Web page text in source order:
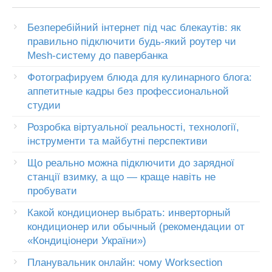
Безперебійний інтернет під час блекаутів: як
правильно підключити будь-який роутер чи
Mesh-систему до павербанка
Фотографируем блюда для кулинарного блога:
аппетитные кадры без профессиональной
студии
Розробка віртуальної реальності, технології,
інструменти та майбутні перспективи
Що реально можна підключити до зарядної
станції взимку, а що — краще навіть не
пробувати
Какой кондиционер выбрать: инверторный
кондиционер или обычный (рекомендации от
«Кондиціонери України»)
Планувальник онлайн: чому Worksection